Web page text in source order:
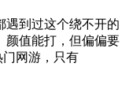
遇到过这个绕不开的
颜值能打，但偏偏要
网游，只有